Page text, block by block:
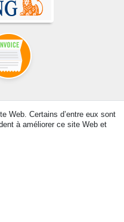
droits réservés – Les
livraisons en France !
Web. Certains d’entre eux sont
à améliorer ce site Web et